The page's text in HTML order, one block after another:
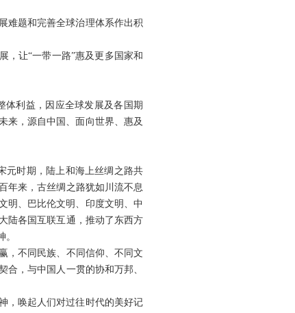
难题和完善全球治理体系作出积
，让“一带一路”惠及更多国家和
体利益，因应全球发展及各国期
来，源自中国、面向世界、惠及
元时期，陆上和海上丝绸之路共
年来，古丝绸之路犹如川流不息
明、巴比伦文明、印度文明、中
陆各国互联互通，推动了东西方
，不同民族、不同信仰、不同文
，与中国人一贯的协和万邦、
，唤起人们对过往时代的美好记